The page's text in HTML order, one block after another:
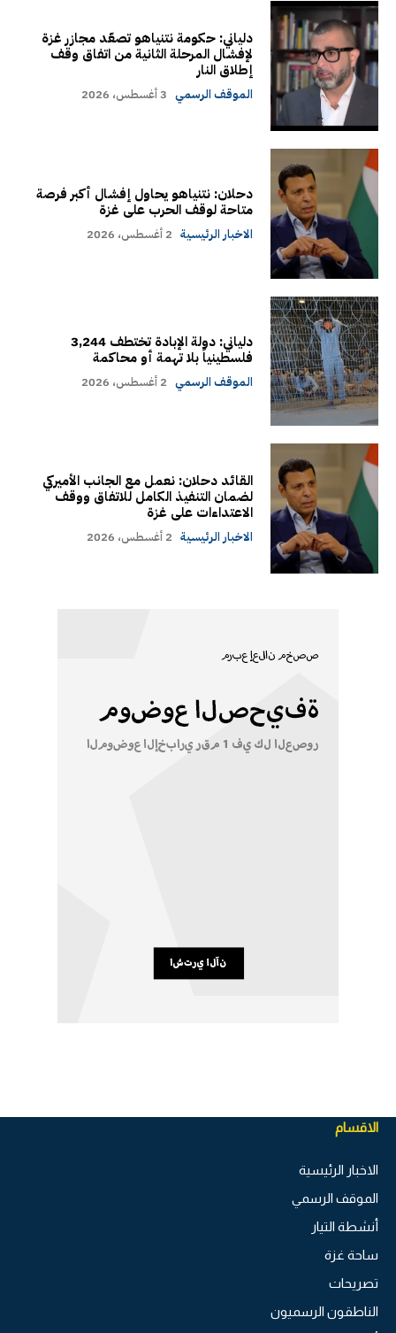
دلياني: حكومة نتنياهو تصعّد مجازر غزة
لإفشال المرحلة الثانية من اتفاق وقف
إطلاق النار
الموقف الرسمي 3 أغسطس، 2026
دحلان: نتنياهو يحاول إفشال أكبر فرصة
متاحة لوقف الحرب على غزة
الاخبار الرئيسية 2 أغسطس، 2026
دلياني: دولة الإبادة تختطف 3,244
فلسطينياً بلا تهمة أو محاكمة
الموقف الرسمي 2 أغسطس، 2026
القائد دحلان: نعمل مع الجانب الأميركي
لضمان التنفيذ الكامل للاتفاق ووقف
الاعتداءات على غزة
الاخبار الرئيسية 2 أغسطس، 2026
الاقسام
الاخبار الرئيسية
الموقف الرسمي
أنشطة التيار
ساحة غزة
تصريحات
الناطقون الرسميون